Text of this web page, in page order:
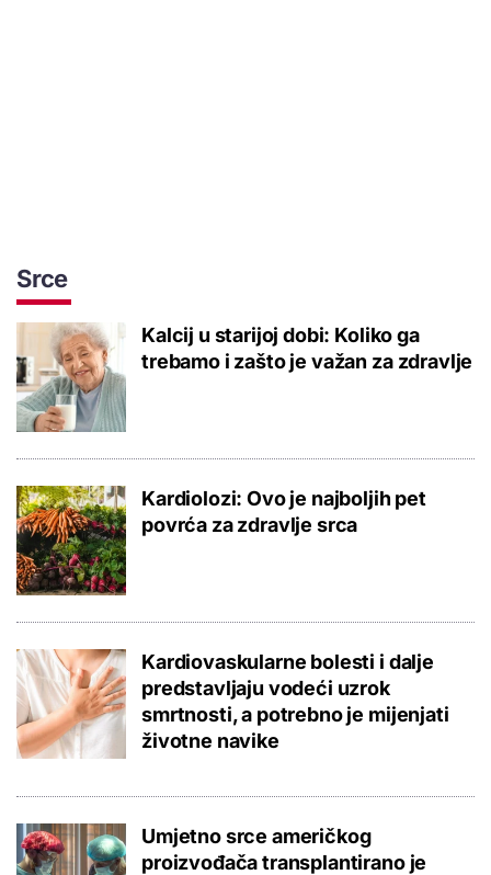
Srce
Kalcij u starijoj dobi: Koliko ga
trebamo i zašto je važan za zdravlje
Kardiolozi: Ovo je najboljih pet
povrća za zdravlje srca
Kardiovaskularne bolesti i dalje
predstavljaju vodeći uzrok
smrtnosti, a potrebno je mijenjati
životne navike
Umjetno srce američkog
proizvođača transplantirano je